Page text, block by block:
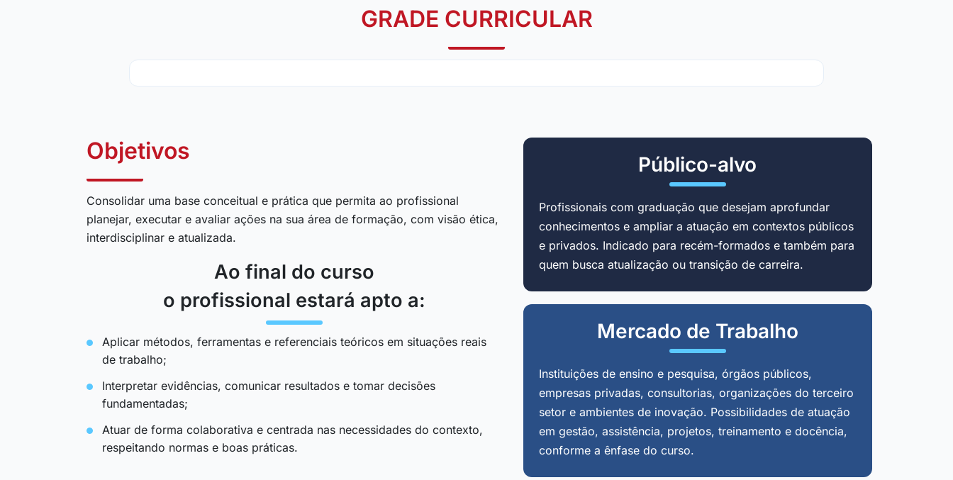
GRADE CURRICULAR
Objetivos
Consolidar uma base conceitual e prática que permita ao profissional
planejar, executar e avaliar ações na sua área de formação, com visão ética,
interdisciplinar e atualizada.
Ao final do curso
o profissional estará apto a:
Aplicar métodos, ferramentas e referenciais teóricos em situações reais
de trabalho;
Interpretar evidências, comunicar resultados e tomar decisões
fundamentadas;
Atuar de forma colaborativa e centrada nas necessidades do contexto,
respeitando normas e boas práticas.
Público-alvo
Profissionais com graduação que desejam aprofundar
conhecimentos e ampliar a atuação em contextos públicos
e privados. Indicado para recém-formados e também para
quem busca atualização ou transição de carreira.
Mercado de Trabalho
Instituições de ensino e pesquisa, órgãos públicos,
empresas privadas, consultorias, organizações do terceiro
setor e ambientes de inovação. Possibilidades de atuação
em gestão, assistência, projetos, treinamento e docência,
conforme a ênfase do curso.